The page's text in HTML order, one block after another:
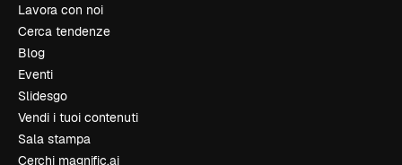
Lavora con noi
Cerca tendenze
Blog
Eventi
Slidesgo
Vendi i tuoi contenuti
Sala stampa
Cerchi magnific.ai